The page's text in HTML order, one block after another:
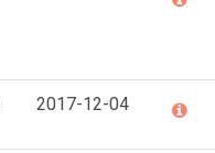
2017-12-04